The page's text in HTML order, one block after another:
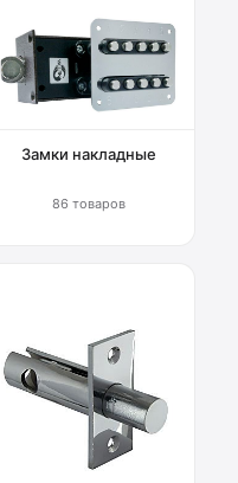
Замки накладные
86 товаров